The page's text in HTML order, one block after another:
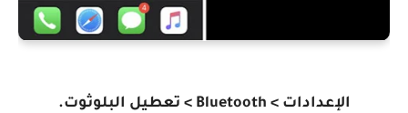
الإعدادات > Bluetooth > تعطيل البلوثوت.